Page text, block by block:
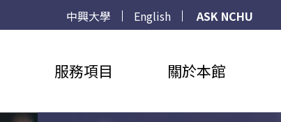
中興大學 English
ASK NCHU
服務項目 關於本館